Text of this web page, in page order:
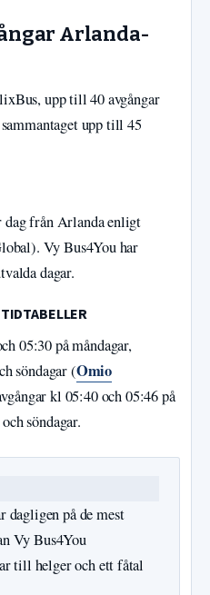
Arlanda-
upp till 40 avgångar
upp till 45
dag från Arlanda enligt
Vy Bus4You har
dagar.
05:30 på måndagar,
söndagar (Omio
kl 05:40 och 05:46 på
söndagar.
dagligen på de mest
Vy Bus4You
till helger och ett fåtal